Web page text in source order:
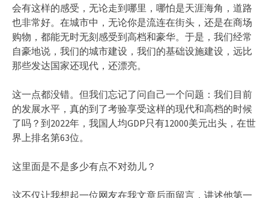
会有这样的感受，无论走到哪里，哪怕是天涯海角，道路
也非常好。在城市中，无论你是流连在街头，还是在商场
购物，都能无时无刻感受到高档和豪华。于是，我们经常
自豪地说，我们的城市建设，我们的基础设施建设，远比
那些发达国家还现代，还漂亮。
这一点都没错。但我们忘记了问自己一个问题：我们目前
的发展水平，真的到了考验享受这样的现代和高档的时候
了吗？到2022年，我国人均GDP只有12000美元出头，在世
界上排名第63位。
这里面是不是多少有点不对劲儿？
这不仅让我想起一位网友在我文章后面留言，讲述他第一